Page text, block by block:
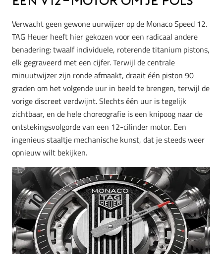
Verwacht geen gewone uurwijzer op de Monaco Speed 12.
TAG Heuer heeft hier gekozen voor een radicaal andere
benadering: twaalf individuele, roterende titanium pistons,
elk gegraveerd met een cijfer. Terwijl de centrale
minuutwijzer zijn ronde afmaakt, draait één piston 90
graden om het volgende uur in beeld te brengen, terwijl de
vorige discreet verdwijnt. Slechts één uur is tegelijk
zichtbaar, en de hele choreografie is een knipoog naar de
ontstekingsvolgorde van een 12-cilinder motor. Een
ingenieus staaltje mechanische kunst, dat je steeds weer
opnieuw wilt bekijken.